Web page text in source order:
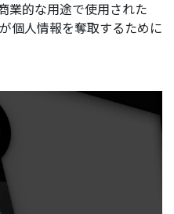
業的な用途で使用された
個人情報を奪取するために